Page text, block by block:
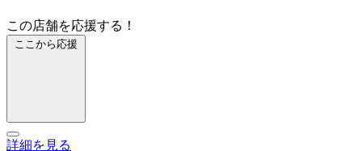
この店舗を応援する！
ここから応援
詳細を見る